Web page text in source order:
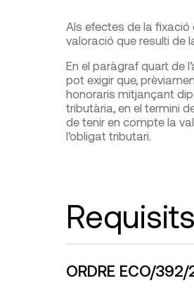
Als efectes de la fixació
valoració que resulti de
En el paràgraf quart de
pot exigir que,
honoraris mitjançant
tributària, en el termini
de tenir en compte la
l’obligat tributari.
ORDRE ECO/392/